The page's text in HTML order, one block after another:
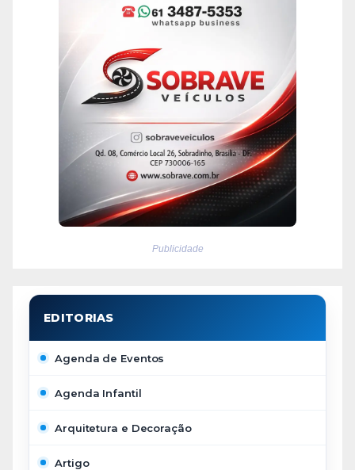
Publicidade
Agenda de Eventos
Agenda Infantil
Arquitetura e Decoração
Artigo